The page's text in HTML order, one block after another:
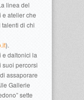
linea del
e atelier che
di chi
).
e daltonici la
suoi percorsi
assaporare
Gallerie
sette